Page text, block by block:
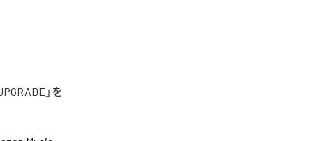
」を